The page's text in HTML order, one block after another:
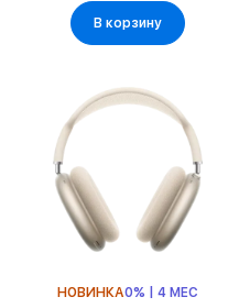
В корзину
НОВИНКА0% | 4 МЕС